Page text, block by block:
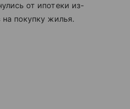
от ипотеки из-
на покупку жилья.